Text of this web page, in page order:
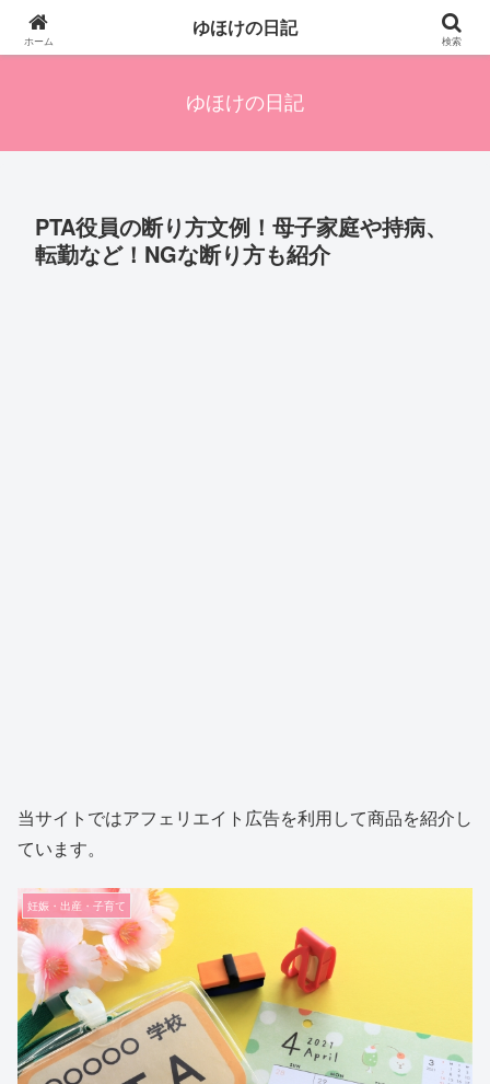
四人の子を持つ母のズボラ生活備忘録です。興味のあることアレやコレ、色々
発信します。
ゆほけの日記
PTA役員の断り方文例！母子家庭や持病、
転勤など！NGな断り方も紹介
当サイトではアフェリエイト広告を利用して商品を紹介し
ています。
妊娠・出産・子育て
ホーム
ゆほけの日記
検索